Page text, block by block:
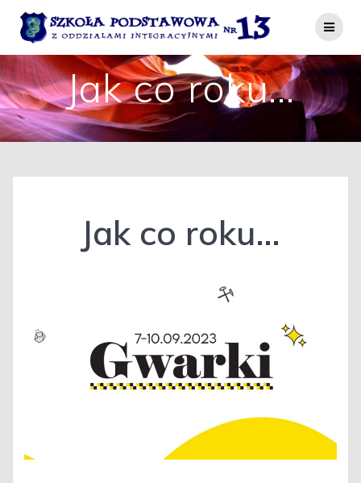
do
treści
Jak co roku…
Jak co roku…